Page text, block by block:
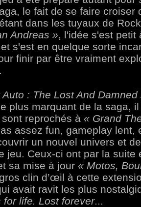
le fait de se faire croiser
dans les tuyaux de
Andreas », l'idée s'est petit
s'est en quelque sorte
finir par être vraiment
.
: The Lost And Damned
plus marquant de la saga,
reprochés à « Grand
assez fun, gameplay lent,
un nouvel univers et
jeu. Ceux-ci ont par la
sa mise à jour « Motos,
clin d’œil à cette
avait ravit les plus
for life. Lost forever...